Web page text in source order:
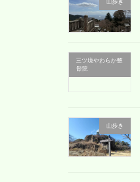
山歩き
三ツ境やわらか整
骨院
山歩き